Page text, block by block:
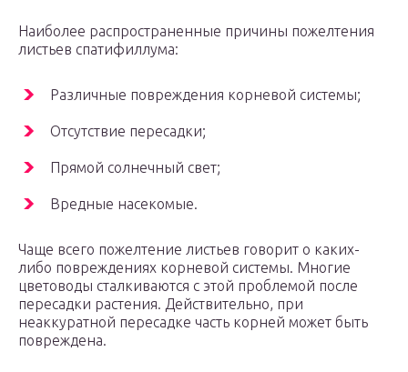
Наиболее распространенные причины пожелтения
листьев спатифиллума:
Различные повреждения корневой системы;
Отсутствие пересадки;
Прямой солнечный свет;
Вредные насекомые.
Чаще всего пожелтение листьев говорит о каких-
либо повреждениях корневой системы. Многие
цветоводы сталкиваются с этой проблемой после
пересадки растения. Действительно, при
неаккуратной пересадке часть корней может быть
повреждена.